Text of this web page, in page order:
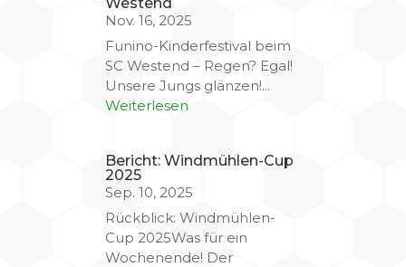
Nov. 16, 2025
Funino-Kinderfestival beim
SC Westend – Regen? Egal!
Unsere Jungs glänzen!...
Weiterlesen
Bericht: Windmühlen-Cup
2025
Sep. 10, 2025
Rückblick: Windmühlen-
Cup 2025Was für ein
Wochenende! Der